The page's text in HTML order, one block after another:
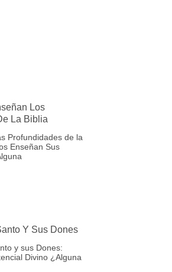
Los
La Biblia
Profundidades de la
Enseñan Sus
Y Sus Dones
y sus Dones:
Divino ¿Alguna